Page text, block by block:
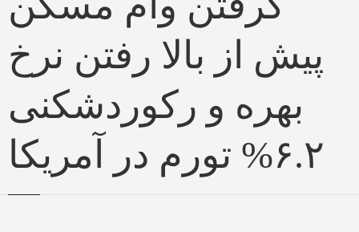
پیش از بالا رفتن نرخ
بهره و رکوردشکنی
۶.۲% تورم در آمریکا